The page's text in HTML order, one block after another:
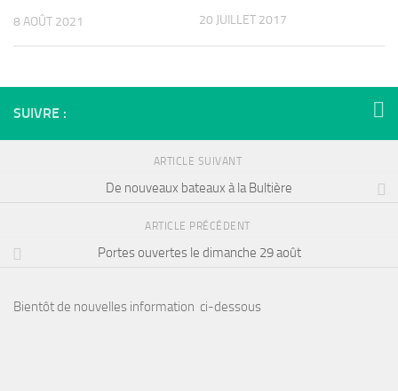
8 AOÛT 2021 20 JUILLET 2017
SUIVRE :
ARTICLE SUIVANT
De nouveaux bateaux à la Bultière
ARTICLE PRÉCÉDENT
Portes ouvertes le dimanche 29 août
Bientôt de nouvelles information ci-dessous